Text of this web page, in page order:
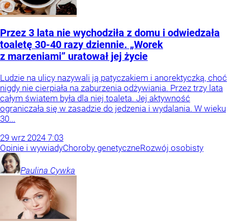
Przez 3 lata nie wychodziła z domu i odwiedzała
toaletę 30-40 razy dziennie. „Worek
z marzeniami” uratował jej życie
Ludzie na ulicy nazywali ją patyczakiem i anorektyczką, choć
nigdy nie cierpiała na zaburzenia odżywiania. Przez trzy lata
całym światem była dla niej toaleta. Jej aktywność
ograniczała się w zasadzie do jedzenia i wydalania. W wieku
30...
29 wrz 2024 7:03
Opinie i wywiadyChoroby genetyczneRozwój osobisty
Paulina Cywka